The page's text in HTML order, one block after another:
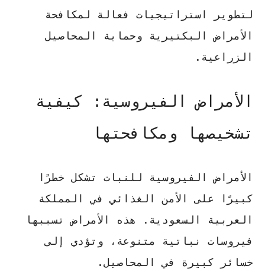
لتطوير استراتيجيات فعالة لمكافحة
الأمراض البكتيرية وحماية المحاصيل
الزراعية.
الأمراض الفيروسية: كيفية
تشخيصها ومكافحتها
الأمراض الفيروسية للنبات تشكل خطرًا
كبيرًا على
الأمن الغذائيفي المملكة
العربية السعودية. هذه الأمراض تسببها
فيروسات نباتية متنوعة، وتؤدي إلى
خسائر كبيرة في المحاصيل.